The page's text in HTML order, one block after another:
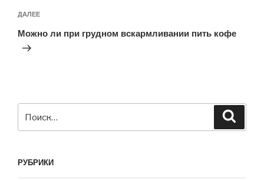
Следующая
запись
ДАЛЕЕ
Можно ли при грудном вскармливании пить кофе
РУБРИКИ